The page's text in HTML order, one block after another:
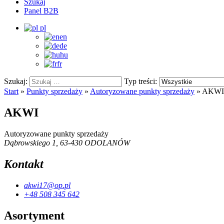
Szukaj
Panel B2B
pl
en
de
hu
fr
Szukaj: Typ treści:
Start » Punkty sprzedaży » Autoryzowane punkty sprzedaży » AKWI
AKWI
Autoryzowane punkty sprzedaży
Dąbrowskiego 1, 63-430 ODOLANÓW
Kontakt
akwi17@op.pl
+48 508 345 642
Asortyment